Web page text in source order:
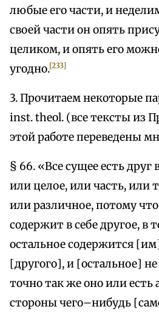
любые его части, и
своей части он опять
целиком, и опять его
угодно.[233]
3. Прочитаем некоторые
inst. theol. (все тексты из
этой работе переведены
§ 66. «Все сущее есть
или целое, или часть, или
или различное, потому
содержит в себе другое, в
остальное содержится
[другого], и [остальное]
точно так же оно или
стороны чего–нибудь